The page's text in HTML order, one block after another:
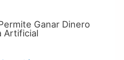
Ganar Dinero
Artificial